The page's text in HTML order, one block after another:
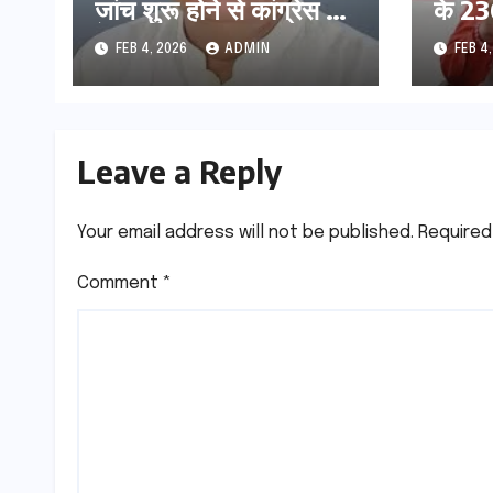
जांच शुरू होने से कांग्रेस हुई
बेनकाब: भट्ट
FEB 4, 2026 ADMIN
के
FEB
Leave a Reply
Your email address will not be published.
Comment *